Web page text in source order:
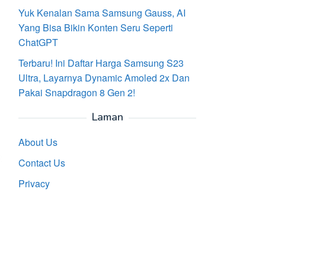
Yuk Kenalan Sama Samsung Gauss, AI
Yang Bisa Bikin Konten Seru Seperti
ChatGPT
Terbaru! Ini Daftar Harga Samsung S23
Ultra, Layarnya Dynamic Amoled 2x Dan
Pakai Snapdragon 8 Gen 2!
Laman
About Us
Contact Us
Privacy